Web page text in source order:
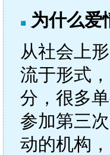
为什么爱
从社会上
流于形式
分，很多
参加第三
动的机构